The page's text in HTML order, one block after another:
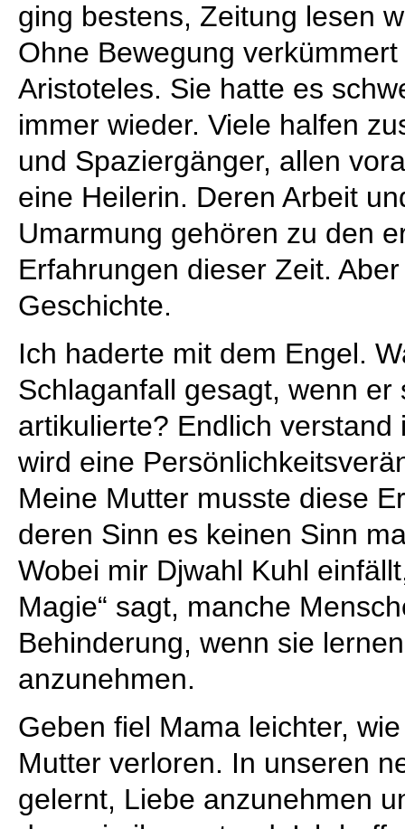
ging bestens, Zeitung lesen
Ohne Bewegung
Aristoteles. Sie hatte es
immer wieder. Viele halfen
und Spaziergänger, allen
eine Heilerin. Deren Arbeit
Umarmung gehören zu den
Erfahrungen dieser Zeit.
Geschichte.
Ich haderte mit dem Engel.
Schlaganfall gesagt, wenn
artikulierte? Endlich
wird eine
Meine Mutter musste diese
deren Sinn es keinen Sinn
Wobei mir Djwahl Kuhl
Magie“ sagt, manche
Behinderung, wenn sie
anzunehmen.
Geben fiel Mama leichter,
Mutter verloren. In unseren
gelernt, Liebe anzunehmen